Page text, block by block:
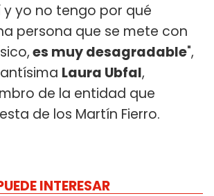
yo no tengo por qué
persona que se mete con
es muy desagradable",
Laura Ubfal,
de la entidad que
de los Martín Fierro.
INTERESAR